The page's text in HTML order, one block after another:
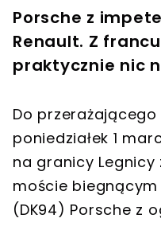
Porsche z
Renault. Z
praktycznie nic
Do
poniedziałek 1
na granicy Legnicy
moście
(DK94) Porsche z